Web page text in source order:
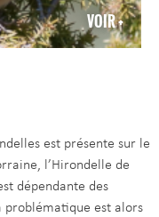
VOIR +
est présente sur le
l’Hirondelle de
dépendante des
problématique est alors